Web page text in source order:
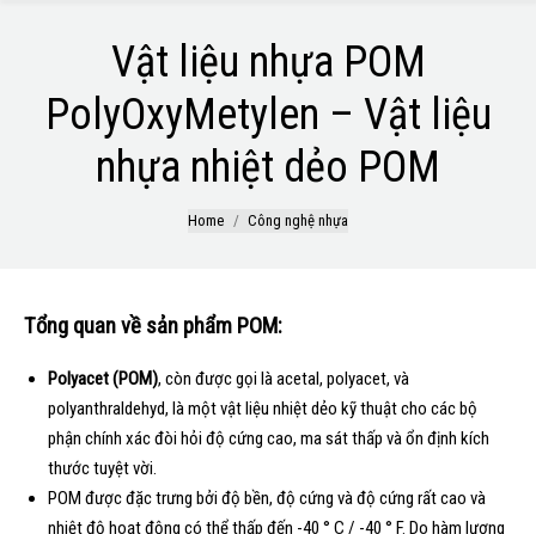
Vật liệu nhựa POM
PolyOxyMetylen – Vật liệu
nhựa nhiệt dẻo POM
Home Công nghệ nhựa
Tổng quan về sản phẩm POM:
Polyacet (POM), còn được gọi là acetal, polyacet, và
polyanthraldehyd, là một vật liệu nhiệt dẻo kỹ thuật cho các bộ
phận chính xác đòi hỏi độ cứng cao, ma sát thấp và ổn định kích
thước tuyệt vời.
POM được đặc trưng bởi độ bền, độ cứng và độ cứng rất cao và
nhiệt độ hoạt động có thể thấp đến -40 ° C / -40 ° F. Do hàm lượng